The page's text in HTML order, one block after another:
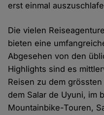
erst einmal
Die vielen
bieten eine
Abgesehen von den
Highlights sind es
Reisen zu dem
dem Salar de Uyuni, im
Mountainbike-Touren,